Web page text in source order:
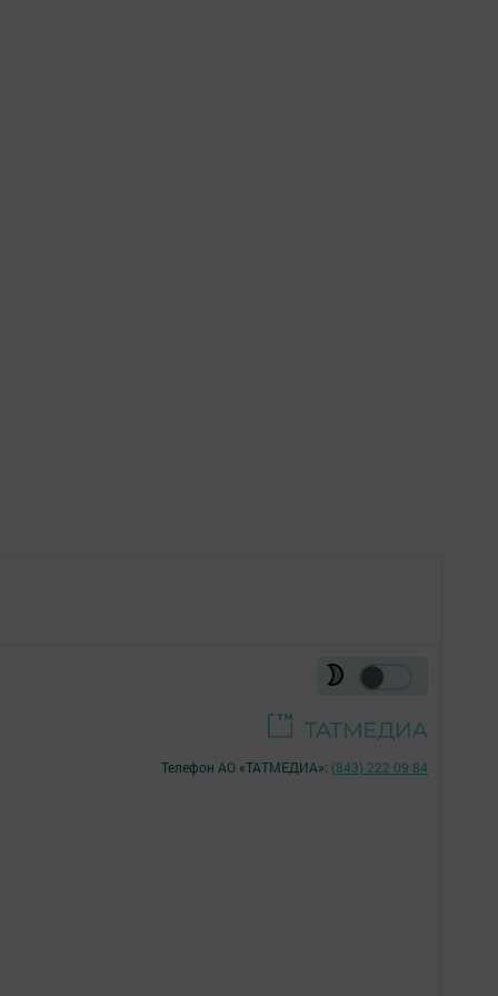
Телефон АО «ТАТМЕДИА»: (843) 222 09 84